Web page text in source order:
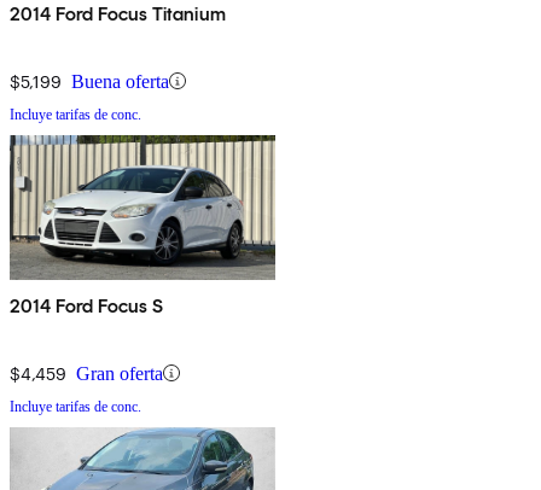
2014 Ford Focus Titanium
$5,199 Buena oferta
Incluye tarifas de conc.
2014 Ford Focus S
$4,459 Gran oferta
Incluye tarifas de conc.